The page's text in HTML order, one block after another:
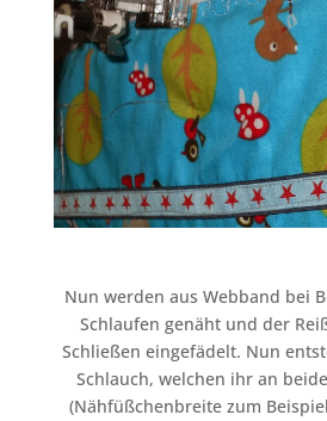
Nun werden aus Webband bei
Schlaufen genäht und der
Schließen eingefädelt. Nun
Schlauch, welchen ihr an
(Nähfüßchenbreite zum